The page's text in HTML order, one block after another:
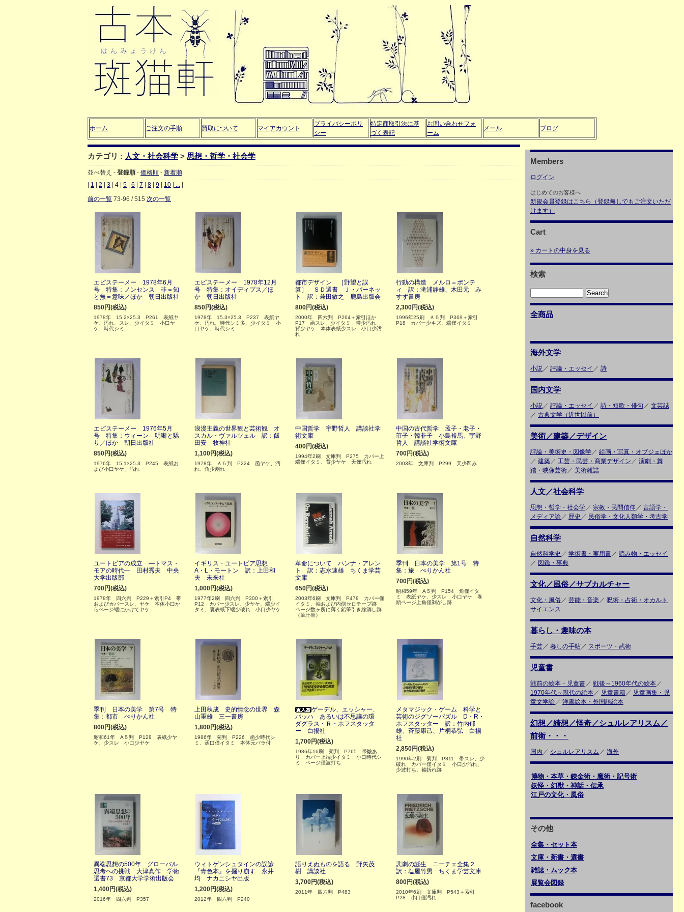
ホーム ご注文の手順 買取について マイアカウント
プライバシーポリ
シー
特定商取引法に基
づく表記
お問い合わせフォ
ーム
メール ブログ
カテゴリ : 人文・社会科学 > 思想・哲学・社会学
並べ替え - 登録順 - 価格順 - 新着順
1 2 3 4 5 6 7 8 9 10 ...
前の一覧 73-96 / 515 次の一覧
エピステーメー 1978年6月
号 特集：ノンセンス 非＝知
と無＝意味／ほか 朝日出版社
850円(税込)
1978年 15.2×25.3 P261 表紙ヤ
ケ、汚れ、スレ、少イタミ 小口ヤ
ケ、時代シミ
エピステーメー 1978年12月
号 特集：オイディプス／ほ
か 朝日出版社
850円(税込)
1978年 15.3×25.3 P237 表紙ヤ
ケ、汚れ、時代シミ多、少イタミ 小
口ヤケ、時代シミ
都市デザイン ［野望と誤
算］ ＳＤ選書 Ｊ・バーネッ
ト 訳：兼田敏之 鹿島出版会
800円(税込)
2000年 四六判 P264＋索引ほか
P17 函スレ、少イタミ 帯少汚れ、
背少ヤケ 本体表紙少スレ 小口少汚
れ
行動の構造 メルロ＝ポンテ
ィ 訳：滝浦静雄、木田元 み
すず書房
2,300円(税込)
1996年25刷 Ａ５判 P369＋索引
P18 カバー少キズ、端僅イタミ
エピステーメー 1976年5月
号 特集：ウィーン 明晰と驕
り／ほか 朝日出版社
850円(税込)
1976年 15.1×25.3 P245 表紙お
よび小口ヤケ、汚れ
浪漫主義の世界観と芸術観 オ
スカル・ヴァルツェル 訳：飯
田安 牧神社
1,100円(税込)
1978年 Ａ５判 P224 函ヤケ、汚
れ、角少割れ
中国哲学 宇野哲人 講談社学
術文庫
400円(税込)
1994年2刷 文庫判 P275 カバー上
端僅イタミ、背少ヤケ 天僅汚れ
中国の古代哲学 孟子・老子・
荘子・韓非子 小島裕馬、宇野
哲人 講談社学術文庫
700円(税込)
2003年 文庫判 P299 天少凹み
ユートピアの成立 ―トマス・
モアの時代― 田村秀夫 中央
大学出版部
700円(税込)
1978年 四六判 P229＋索引P4 帯
およびカバースレ、ヤケ 本体小口か
らページ端にかけてヤケ
イギリス・ユートピア思想
A・L・モートン 訳：上田和
夫 未来社
1,000円(税込)
1977年2刷 四六判 P300＋索引
P12 カバー少スレ、少ヤケ、端少イ
タミ、裏表紙下端少破れ 小口少ヤケ
革命について ハンナ・アレン
ト 訳：志水速雄 ちくま学芸
文庫
650円(税込)
2003年6刷 文庫判 P478 カバー僅
イタミ、袖および内側セロテープ跡
ページ数ヶ所に薄く鉛筆引き線消し跡
（筆圧痕）
季刊 日本の美学 第1号 特
集：旅 ぺりかん社
700円(税込)
昭和59年 A５判 P154 角僅イタ
ミ 表紙ヤケ、少スレ 小口ヤケ 巻
頭ページ上角僅剥がし跡
季刊 日本の美学 第7号 特
集：都市 ぺりかん社
800円(税込)
昭和61年 A５判 P128 表紙少ヤ
ケ、少スレ 小口少ヤケ
上田秋成 史的情念の世界 森
山重雄 三一書房
1,800円(税込)
1986年 菊判 P226 函少時代シ
ミ、函口僅イタミ 本体元パラ付
ゲーデル、エッシャー、
バッハ あるいは不思議の環
ダグラス・Ｒ・ホフスタッタ
ー 白揚社
1,700円(税込)
1986年16刷 菊判 P765 帯皺あ
り カバー上端少イタミ 小口時代シ
ミ ページ僅波打ち
メタマジック・ゲーム 科学と
芸術のジグソーパズル D・R・
ホフスタッター 訳：竹内郁
雄、斉藤康己、片桐恭弘 白揚
社
2,850円(税込)
1990年2刷 菊判 P811 帯スレ、少
破れ カバー僅イタミ 小口少汚れ、
少波打ち、袖折れ跡
異端思想の500年 グローバル
思考への挑戦 大津真作 学術
選書73 京都大学学術出版会
1,400円(税込)
2016年 四六判 P357
ウィトゲンシュタインの誤診
『青色本』を掘り崩す 永井
均 ナカニシヤ出版
1,200円(税込)
2012年 四六判 P240
語りえぬものを語る 野矢茂
樹 講談社
3,700円(税込)
2011年 四六判 P483
悲劇の誕生 ニーチェ全集２
訳：塩屋竹男 ちくま学芸文庫
800円(税込)
2010年6刷 文庫判 P543＋索引
P28 小口僅汚れ
Members
ログイン
はじめてのお客様へ
新規会員登録はこちら（登録無しでもご注文いただ
けます）
Cart
» カートの中身を見る
検索
全商品
海外文学
小説／ 評論・エッセイ ／ 詩
国内文学
小説／ 評論・エッセイ ／ 詩・短歌・俳句 ／ 文芸誌
／ 古典文学（近世以前）
美術／建築／デザイン
評論・美術史・図像学／ 絵画・写真・オブジェほか
／ 建築／ 工芸・民芸・商業デザイン ／ 演劇・舞
踏・映像芸術／ 美術雑誌
人文／社会科学
思想・哲学・社会学／ 宗教・民間信仰 ／ 言語学・
メディア論／ 歴史 ／ 民俗学・文化人類学・考古学
自然科学
自然科学史 ／ 学術書・実用書／ 読み物・エッセイ
／ 図鑑・事典
文化／風俗／サブカルチャー
文化・風俗／ 芸能・音楽 ／ 呪術・占術・オカルト
サイエンス
暮らし・趣味の本
手芸／ 暮しの手帖／ スポーツ・武術
児童書
戦前の絵本・児童書／ 戦後～1960年代の絵本／
1970年代～現代の絵本／ 児童書籍／ 児童画集・児
童文学論／ 洋書絵本・外国語絵本
幻想／綺想／怪奇／シュルレアリスム／
前衛・・・
国内 ／ シュルレアリスム ／ 海外
博物・本草・錬金術・魔術・記号術
妖怪・幻獣・神話・伝承
江戸の文化・風俗
その他
全集・セット本
文庫・新書・選書
雑誌・ムック本
展覧会図録
facebook